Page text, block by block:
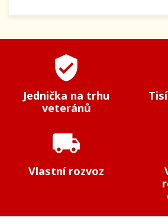
verified_user
Jednička na trhu
veteránů
local_shipping
Vlastní rozvoz